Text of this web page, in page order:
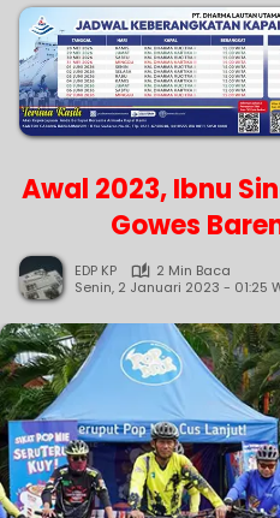
Awal 2023, Ibnu
Gowes
EDP KP
2 Min Baca
Senin, 2 Januari 2023 - 01:25